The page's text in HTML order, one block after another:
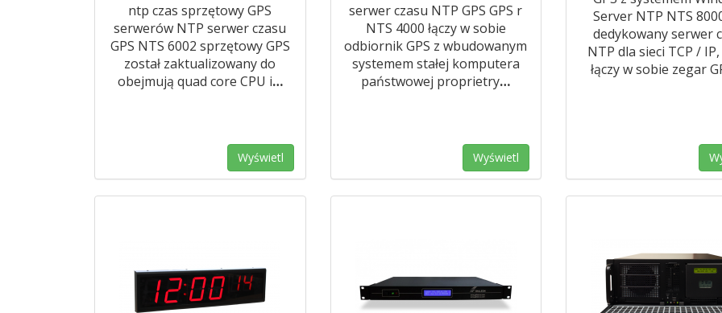
ntp czas sprzętowy GPS
serwerów NTP serwer czasu
GPS NTS 6002 sprzętowy GPS
został zaktualizowany do
obejmują quad core CPU i…
Wyświetl
serwer czasu NTP GPS GPS r
NTS 4000 łączy w sobie
odbiornik GPS z wbudowanym
systemem stałej komputera
państwowej proprietry…
Wyświetl
Server NTP NTS
dedykowany serwer
NTP dla sieci TCP /
łączy w sobie zegar